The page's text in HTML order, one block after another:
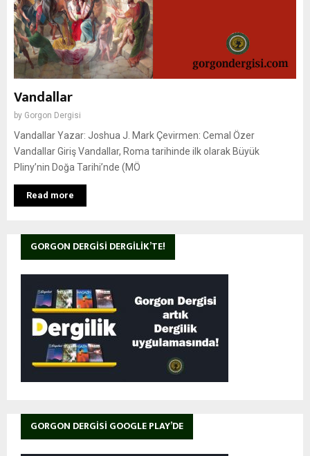
Vandallar
by Gorgon Dergisi
Vandallar Yazar: Joshua J. Mark Çevirmen: Cemal Özer
Vandallar Giriş Vandallar, Roma tarihinde ilk olarak Büyük
Pliny’nin Doğa Tarihi’nde (MÖ
Read more
GORGON DERGISI DERGILIK’TE!
GORGON DERGISI GOOGLE PLAY’DE